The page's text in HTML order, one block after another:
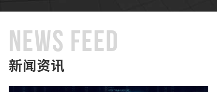
NEWS FEED
新闻资讯